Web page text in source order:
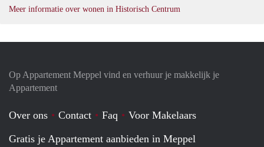
Meer informatie over wonen in Historisch Centrum
Op Appartement Meppel vind en verhuur je makkelijk je
Appartement
Over ons Contact Faq
Voor Makelaars
Gratis je Appartement aanbieden in Meppel